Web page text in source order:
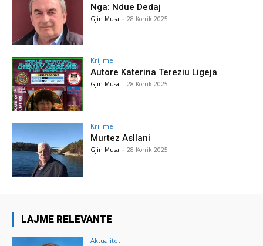
Nga: Ndue Dedaj
Gjin Musa - 28 Korrik 2025
Krijime
Autore Katerina Tereziu Ligeja
Gjin Musa - 28 Korrik 2025
Krijime
Murtez Asllani
Gjin Musa - 28 Korrik 2025
LAJME RELEVANTE
Aktualitet